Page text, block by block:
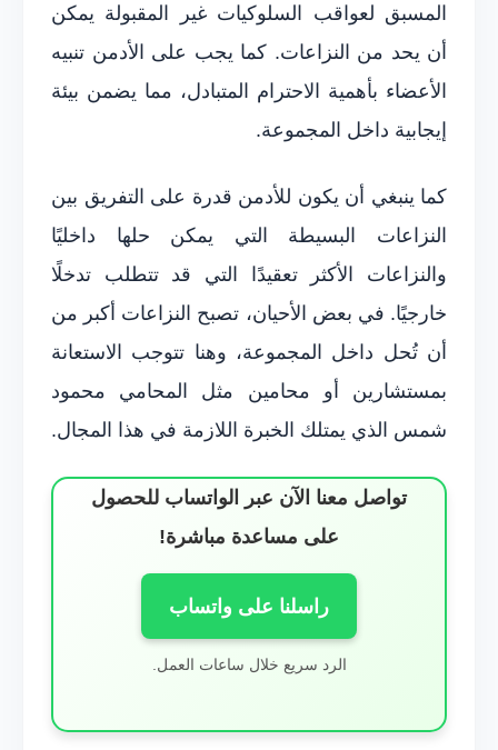
المسبق لعواقب السلوكيات غير المقبولة يمكن
أن يحد من النزاعات. كما يجب على الأدمن تنبيه
الأعضاء بأهمية الاحترام المتبادل، مما يضمن بيئة
إيجابية داخل المجموعة.
كما ينبغي أن يكون للأدمن قدرة على التفريق بين
النزاعات البسيطة التي يمكن حلها داخليًا
والنزاعات الأكثر تعقيدًا التي قد تتطلب تدخلًا
خارجيًا. في بعض الأحيان، تصبح النزاعات أكبر من
أن تُحل داخل المجموعة، وهنا تتوجب الاستعانة
بمستشارين أو محامين مثل المحامي محمود
شمس الذي يمتلك الخبرة اللازمة في هذا المجال.
تواصل معنا الآن عبر الواتساب للحصول
على مساعدة مباشرة!
راسلنا على واتساب
الرد سريع خلال ساعات العمل.